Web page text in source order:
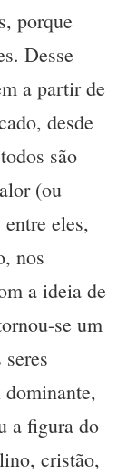
porque
Desse
a partir de
desde
são
(ou
eles,
nos
a ideia de
se um
a figura do
cristão,